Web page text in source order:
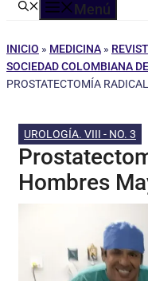
Menú
INICIO » MEDICINA »
SOCIEDAD COLOMBIANA
PROSTATECTOMÍA
UROLOGÍA. VIII - NO. 3
Hombres